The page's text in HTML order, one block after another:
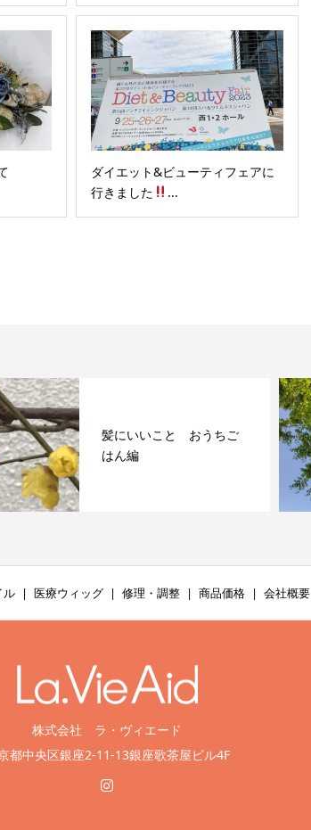
ダイエット&ビューティフェアに
行きました
...
髪にいいこと おうちご
はん編
ル 医療ウィッグ 修理・調整 商品価格 会社概要
株式会社 ラ・ヴィエード
都中央区銀座2-11-13銀座歌茶屋ビル4F